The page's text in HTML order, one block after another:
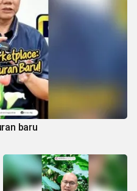
baru